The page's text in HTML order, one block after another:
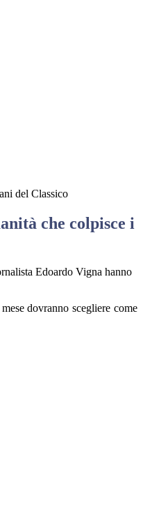
del Classico
che colpisce i
Edoardo Vigna hanno
dovranno scegliere come